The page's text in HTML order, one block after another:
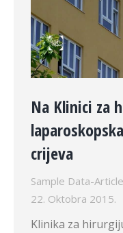
Na Klinici za
crijeva
Sample Data-
22. Oktobra 2015.
Klinika za